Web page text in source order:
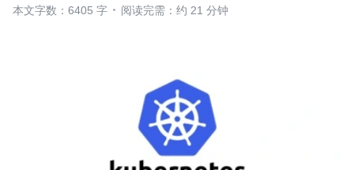
本文字数：6405 字
阅读完需：约 21 分钟